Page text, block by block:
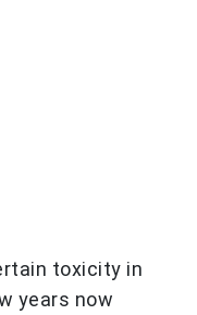
toxicity in
years now